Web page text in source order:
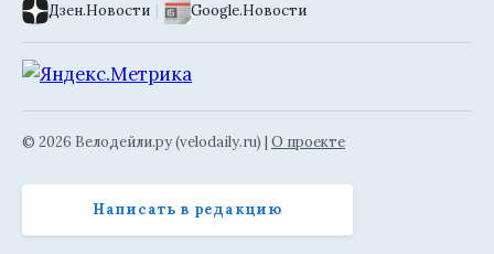
Дзен.Новости | Google.Новости
© 2026 Велодейли.ру (velodaily.ru) | О проекте
Написать в редакцию